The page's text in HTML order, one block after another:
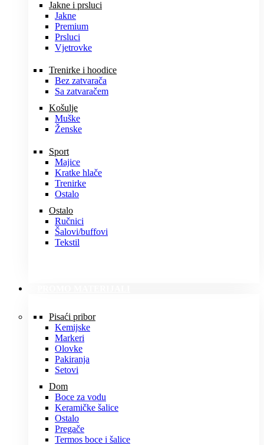
Jakne i prsluci
Jakne
Premium
Prsluci
Vjetrovke
Trenirke i hoodice
Bez zatvarača
Sa zatvaračem
Košulje
Muške
Ženske
Sport
Majice
Kratke hlače
Trenirke
Ostalo
Ostalo
Ručnici
Šalovi/buffovi
Tekstil
Pisaći pribor
Kemijske
Markeri
Olovke
Pakiranja
Setovi
Dom
Boce za vodu
Keramičke šalice
Ostalo
Pregače
Termos boce i šalice